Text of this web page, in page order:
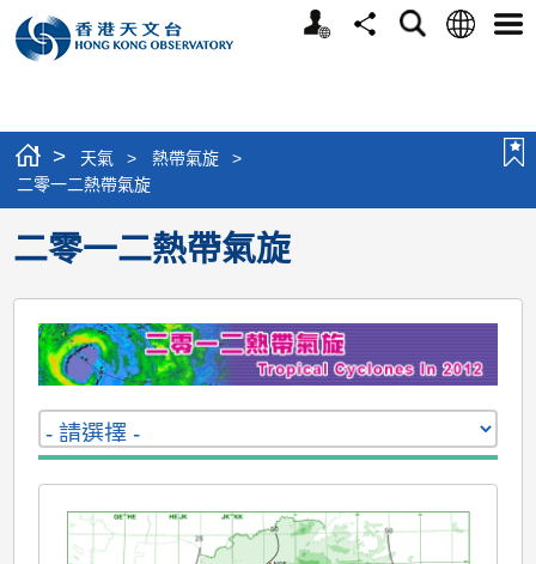
個
分
搜
語
選
> 天氣 > 熱帶氣旋
>
二零一二熱帶氣旋
二零一二熱帶氣旋